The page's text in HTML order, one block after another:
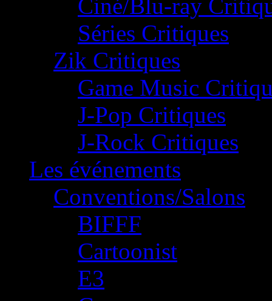
Ciné/Blu-ray
Séries Critiques
Zik Critiques
Game Music
J-Pop Critiques
J-Rock Critiques
Les événements
Conventions/Salons
BIFFF
Cartoonist
E3